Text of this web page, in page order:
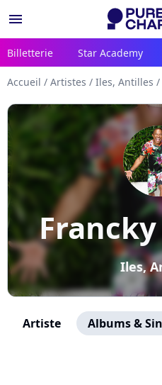
menu
Billetterie Star Academy
Accueil / Artistes / Iles, Antilles /
Iles,
Artiste Albums &